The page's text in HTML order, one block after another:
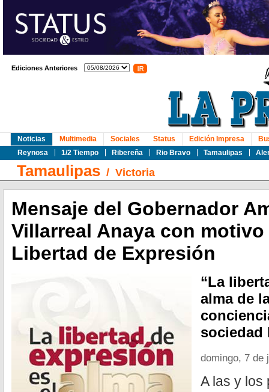
Ediciones Anteriores
Noticias
Reynosa
1/2 Tiempo Ribereña Rio Bravo Tamaulipas
Multimedia Sociales Status Edición Impresa
Tamaulipas / Victoria
Mensaje del Gobernador
Villarreal Anaya con motivo
Libertad de Expresión
“La
alma de
sociedad
domingo, 7 de
A las y los